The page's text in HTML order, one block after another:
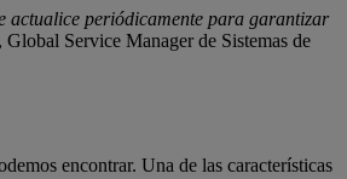
actualice periódicamente para garantizar
Service Manager de Sistemas de
encontrar. Una de las características